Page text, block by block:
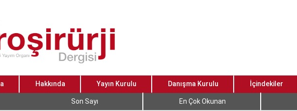
Hakkında Yayın Kurulu Danışma Kurulu İçindekiler
Son Sayı En Çok Okunan